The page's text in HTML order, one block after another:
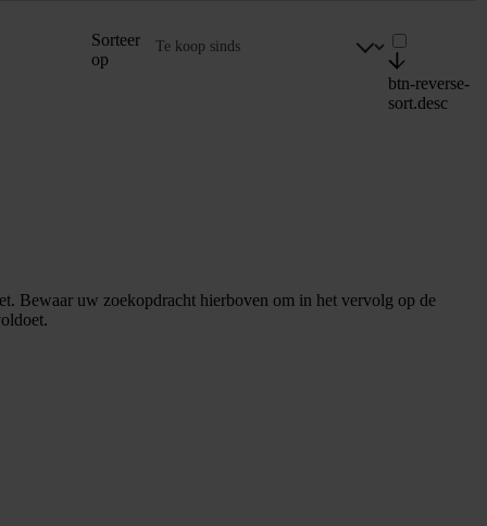
Sorteer
op
btn-reverse-
sort.desc
Bewaar uw zoekopdracht hierboven om in het vervolg op de